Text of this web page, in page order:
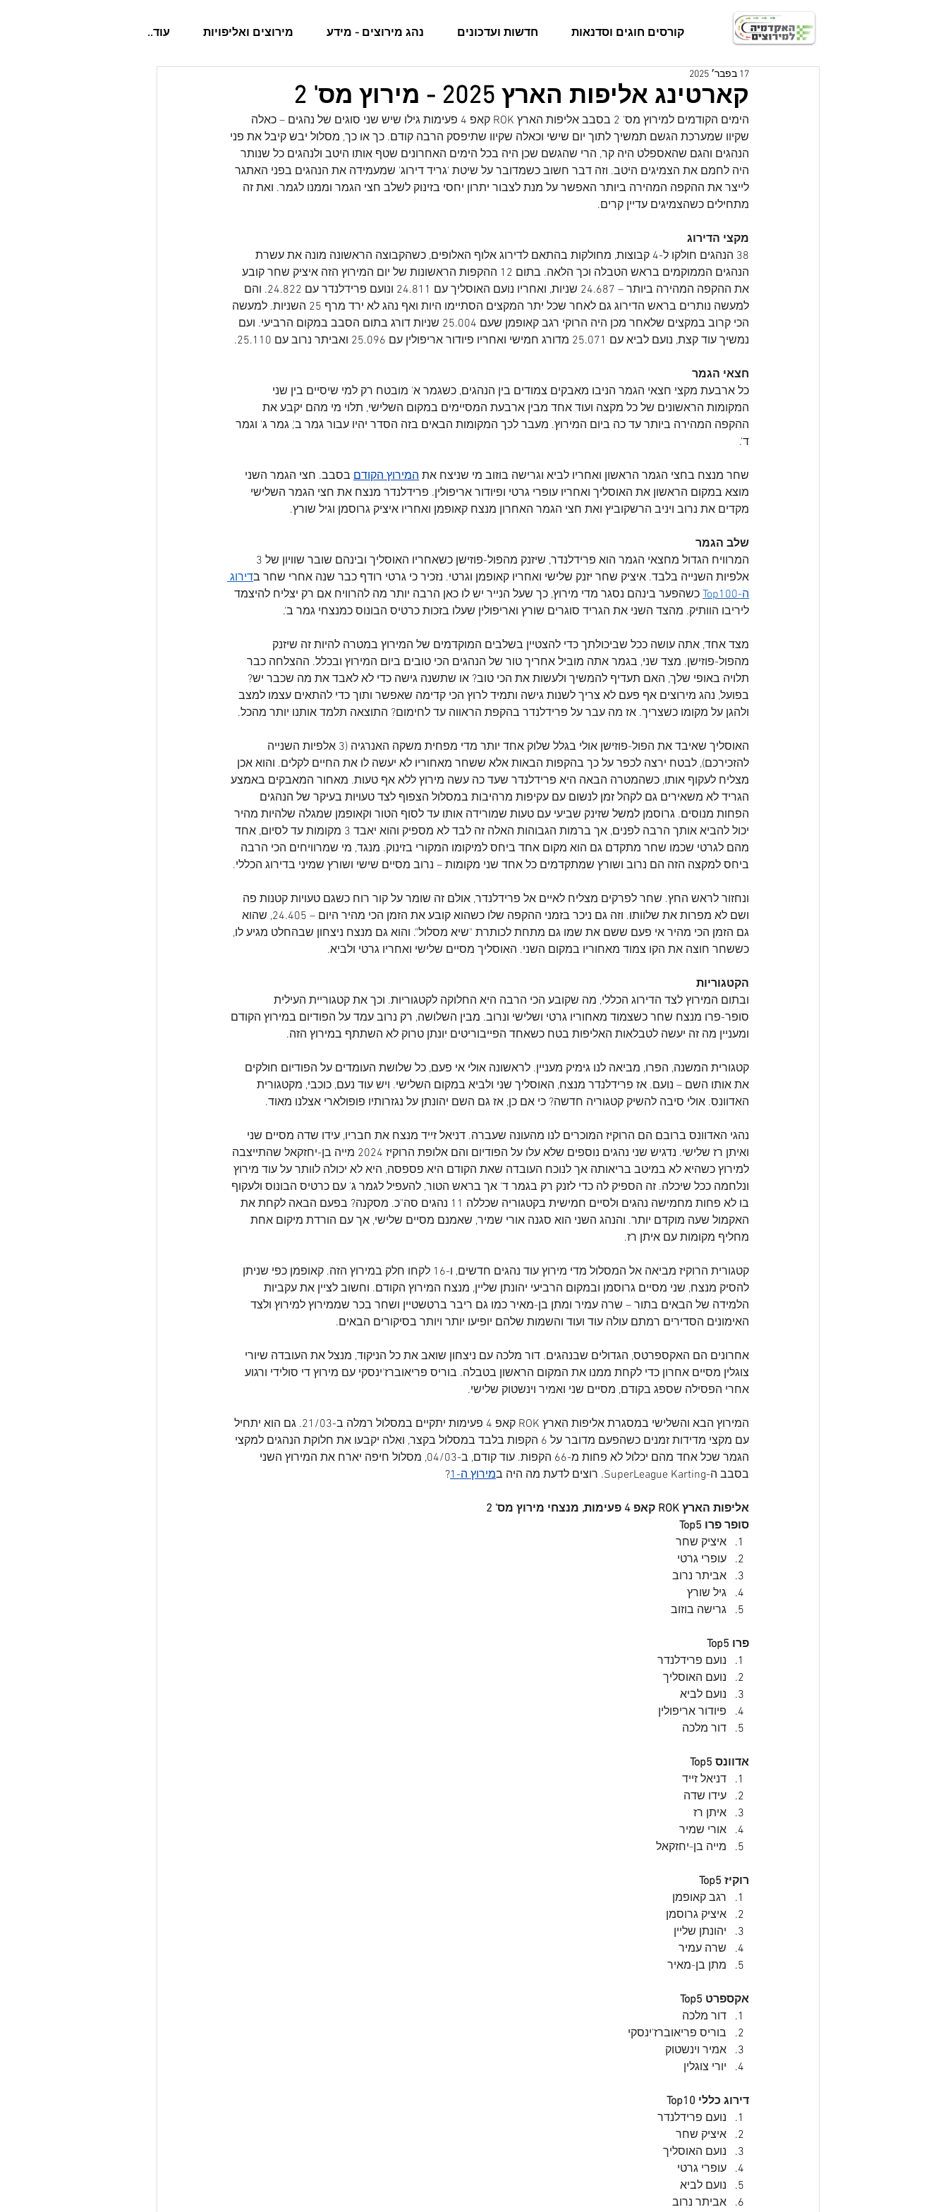
קורסים חוגים וסדנאות חדשות ועדכונים נהג מירוצים - מידע מירוצים ואליפויות עוד..
קארטינג אליפות הארץ 2025 - מירוץ מס' 2
17 בפבר׳ 2025
הימים הקודמים למירוץ מס' 2 בסבב אליפות הארץ ROK קאפ 4 פעימות גילו שיש שני סוגים של נהגים – כאלה
שקיוו שמערכת הגשם תמשיך לתוך יום שישי וכאלה שקיוו שתיפסק הרבה קודם. כך או כך, מסלול יבש קיבל את פני
הנהגים והגם שהאספלט היה קר, הרי שהגשם שכן היה בכל הימים האחרונים שטף אותו היטב ולנהגים כל שנותר
היה לחמם את הצמיגים היטב. וזה דבר חשוב כשמדובר על שיטת 'גריד דירוג' שמעמידה את הנהגים בפני האתגר
לייצר את ההקפה המהירה ביותר האפשר על מנת לצבור יתרון יחסי בזינוק לשלב חצי הגמר וממנו לגמר. ואת זה
מתחילים כשהצמיגים עדיין קרים.
מקצי הדירוג
38 הנהגים חולקו ל-4 קבוצות, מחולקות בהתאם לדירוג אלוף האלופים, כשהקבוצה הראשונה מונה את עשרת
הנהגים הממוקמים בראש הטבלה וכך הלאה. בתום 12 ההקפות הראשונות של יום המירוץ הזה איציק שחר קובע
את ההקפה המהירה ביותר – 24.687 שניות, ואחריו נועם האוסליך עם 24.811 ונועם פרידלנדר עם 24.822. והם
למעשה נותרים בראש הדירוג גם לאחר שכל יתר המקצים הסתיימו היות ואף נהג לא ירד מרף 25 השניות. למעשה
הכי קרוב במקצים שלאחר מכן היה הרוקי רגב קאופמן שעם 25.004 שניות דורג בתום הסבב במקום הרביעי. ועם
נמשיך עוד קצת, נועם לביא עם 25.071 מדורג חמישי ואחריו פיודור אריפולין עם 25.096 ואביתר נרוב עם 25.110.
חצאי הגמר
כל ארבעת מקצי חצאי הגמר הניבו מאבקים צמודים בין הנהגים, כשגמר א' מובטח רק למי שיסיים בין שני
המקומות הראשונים של כל מקצה ועוד אחד מבין ארבעת המסיימים במקום השלישי, תלוי מי מהם יקבע את
ההקפה המהירה ביותר עד כה ביום המירוץ. מעבר לכך המקומות הבאים בזה הסדר יהיו עבור גמר ב', גמר ג' וגמר
ד'.
שחר מנצח בחצי הגמר הראשון ואחריו לביא וגרישה בוזוב מי שניצח את המירוץ הקודם בסבב. חצי הגמר השני
מוצא במקום הראשון את האוסליך ואחריו עופרי גרטי ופיודור אריפולין. פרידלנדר מנצח את חצי הגמר השלישי
מקדים את נרוב ויניב הרשקוביץ ואת חצי הגמר האחרון מנצח קאופמן ואחריו איציק גרוסמן וגיל שורץ.
שלב הגמר
אלפיות השנייה בלבד. איציק שחר יזנק שלישי ואחריו קאופמן וגרטי. נזכיר כי גרטי רודף כבר שנה אחרי שחר בדירוג
ה-Top100
כשהפער בינהם נסגר מדי מירוץ, כך שעל הנייר יש לו כאן הרבה יותר מה להרוויח אם רק יצליח להיצמד
ליריבו הוותיק. מהצד השני את הגריד סוגרים שורץ ואריפולין שעלו בזכות כרטיס הבונוס כמנצחי גמר ב'.
מצד אחד, אתה עושה ככל שביכולתך כדי להצטיין בשלבים המוקדמים של המירוץ במטרה להיות זה שיזנק
מהפול-פוזישן. מצד שני, בגמר אתה מוביל אחריך טור של הנהגים הכי טובים ביום המירוץ ובכלל. ההצלחה כבר
תלויה באופי שלך, האם תעדיף להמשיך ולעשות את הכי טוב? או שתשנה גישה כדי לא לאבד את מה שכבר יש?
בפועל, נהג מירוצים אף פעם לא צריך לשנות גישה ותמיד לרוץ הכי קדימה שאפשר ותוך כדי להתאים עצמו למצב
ולהגן על מקומו כשצריך. אז מה עבר על פרידלנדר בהקפת הראווה עד לחימום? התוצאה תלמד אותנו יותר מהכל.
האוסליך שאיבד את הפול-פוזישן אולי בגלל שלוק אחד יותר מדי מפחית משקה האנרגיה (3 אלפיות השנייה
להזכירכם), לבטח ירצה לכפר על כך בהקפות הבאות אלא ששחר מאחוריו לא יעשה לו את החיים לקלים. והוא אכן
מצליח לעקוף אותו, כשהמטרה הבאה היא פרידלנדר שעד כה עשה מירוץ ללא אף טעות. מאחור המאבקים באמצע
הגריד לא משאירים גם לקהל זמן לנשום עם עקיפות מרהיבות במסלול הצפוף לצד טעויות בעיקר של הנהגים
הפחות מנוסים. גרוסמן למשל שזינק שביעי עם טעות שמורידה אותו עד לסוף הטור וקאופמן שמגלה שלהיות מהיר
יכול להביא אותך הרבה לפנים, אך ברמות הגבוהות האלה זה לבד לא מספיק והוא יאבד 3 מקומות עד לסיום, אחד
מהם לגרטי שכמו שחר מתקדם גם הוא מקום אחד ביחס למיקומו המקורי בזינוק. מנגד, מי שמרוויחים הכי הרבה
ביחס למקצה הזה הם נרוב ושורץ שמתקדמים כל אחד שני מקומות – נרוב מסיים שישי ושורץ שמיני בדירוג הכללי.
ונחזור לראש החץ. שחר לפרקים מצליח לאיים אל פרידלנדר, אולם זה שומר על קור רוח כשגם טעויות קטנות פה
ושם לא מפרות את שלוותו. וזה גם ניכר בזמני ההקפה שלו כשהוא קובע את הזמן הכי מהיר היום – 24.405, שהוא
גם הזמן הכי מהיר אי פעם ששם את שמו גם מתחת לכותרת "שיא מסלול". והוא גם מנצח ניצחון שבהחלט מגיע לו,
כששחר חוצה את הקו צמוד מאחוריו במקום השני. האוסליך מסיים שלישי ואחריו גרטי ולביא.
הקטגוריות
ובתום המירוץ לצד הדירוג הכללי, מה שקובע הכי הרבה היא החלוקה לקטגוריות. וכך את קטגוריית העילית
סופר-פרו מנצח שחר כשצמוד מאחוריו גרטי ושלישי ונרוב. מבין השלושה, רק נרוב עמד על הפודיום במירוץ הקודם
ומעניין מה זה יעשה לטבלאות האליפות בטח כשאחד הפייבוריטים יונתן טרוק לא השתתף במירוץ הזה.
קטגורית המשנה, הפרו, מביאה לנו גימיק מעניין. לראשונה אולי אי פעם, כל שלושת העומדים על הפודיום חולקים
את אותו השם – נועם. אז פרידלנדר מנצח, האוסליך שני ולביא במקום השלישי. ויש עוד נעם, כוכבי, מקטגורית
האדוונס. אולי סיבה להשיק קטגוריה חדשה? כי אם כן, אז גם השם יהונתן על נגזרותיו פופולארי אצלנו מאוד.
נהגי האדוונס ברובם הם הרוקיז המוכרים לנו מהעונה שעברה. דניאל זייד מנצח את חבריו, עידו שדה מסיים שני
ואיתן רז שלישי. נדגיש שני נהגים נוספים שלא עלו על הפודיום והם אלופת הרוקיז 2024 מייה בן-יחזקאל שהתייצבה
למירוץ כשהיא לא במיטב בריאותה אך לנוכח העובדה שאת הקודם היא פספסה, היא לא יכולה לוותר על עוד מירוץ
ונלחמה ככל שיכלה. זה הספיק לה כדי לזנק רק בגמר ד' אך בראש הטור, להעפיל לגמר ג' עם כרטיס הבונוס ולעקוף
בו לא פחות מחמישה נהגים ולסיים חמישית בקטגוריה שכללה 11 נהגים סה"כ. מסקנה? בפעם הבאה לקחת את
האקמול שעה מוקדם יותר. והנהג השני הוא סגנה אורי שמיר, שאמנם מסיים שלישי, אך עם הורדת מיקום אחת
מחליף מקומות עם איתן רז.
קטגורית הרוקיז מביאה אל המסלול מדי מירוץ עוד נהגים חדשים, ו-16 לקחו חלק במירוץ הזה. קאופמן כפי שניתן
להסיק מנצח, שני מסיים גרוסמן ובמקום הרביעי יהונתן שליין, מנצח המירוץ הקודם. וחשוב לציין את עקביות
הלמידה של הבאים בתור – שרה עמיר ומתן בן-מאיר כמו גם ריבר ברטשטיין ושחר בכר שממירוץ למירוץ ולצד
האימונים הסדירים רמתם עולה עוד ועוד והשמות שלהם יופיעו יותר ויותר בסיקורים הבאים.
אחרונים הם האקספרטס, הגדולים שבנהגים. דור מלכה עם ניצחון שואב את כל הניקוד, מנצל את העובדה שיורי
צוגלין מסיים אחרון כדי לקחת ממנו את המקום הראשון בטבלה. בוריס פריאוברז'ינסקי עם מירוץ די סולידי ורגוע
אחרי הפסילה שספג בקודם, מסיים שני ואמיר וינשטוק שלישי.
המירוץ הבא והשלישי במסגרת אליפות הארץ ROK קאפ 4 פעימות יתקיים במסלול רמלה ב-21/03. גם הוא יתחיל
עם מקצי מדידות זמנים כשהפעם מדובר על 6 הקפות בלבד במסלול בקצר, ואלה יקבעו את חלוקת הנהגים למקצי
הגמר שכל אחד מהם יכלול לא פחות מ-66 הקפות. עוד קודם, ב-04/03, מסלול חיפה יארח את המירוץ השני
בסבב ה-SuperLeague Karting. רוצים לדעת מה היה ב
מירוץ ה-1 ?
אליפות הארץ ROK קאפ 4 פעימות, מנצחי מירוץ מס' 2
סופר פרו Top5
איציק שחר
עופרי גרטי
אביתר נרוב
גיל שורץ
גרישה בוזוב
פרו Top5
נועם פרידלנדר
נועם האוסליך
נועם לביא
פיודור אריפולין
דור מלכה
אדוונס Top5
דניאל זייד
עידו שדה
איתן רז
אורי שמיר
מייה בן-יחזקאל
רוקיז Top5
רגב קאופמן
איציק גרוסמן
יהונתן שליין
שרה עמיר
מתן בן-מאיר
אקספרט Top5
דור מלכה
בוריס פריאוברז'ינסקי
אמיר וינשטוק
יורי צוגלין
דירוג כללי Top10
נועם פרידלנדר
איציק שחר
נועם האוסליך
עופרי גרטי
נועם לביא
אביתר נרוב